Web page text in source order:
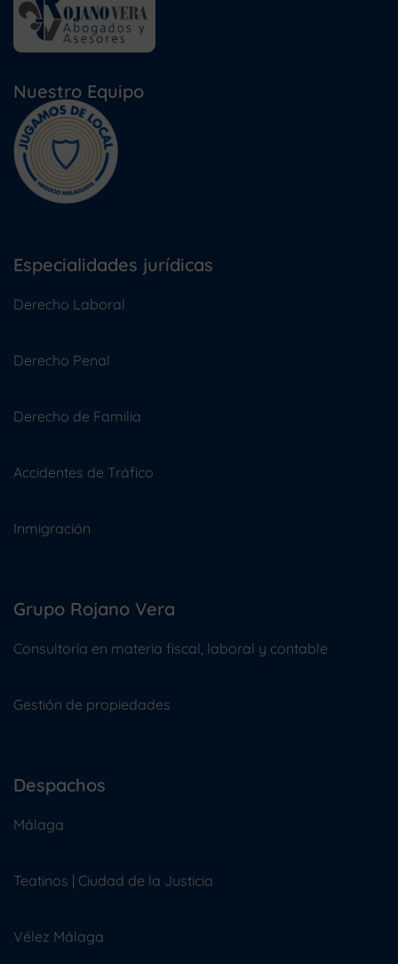
Nuestro Equipo
Especialidades jurídicas
Derecho Laboral
Derecho Penal
Derecho de Familia
Accidentes de Tráfico
Inmigración
Grupo Rojano Vera
Consultoría en materia fiscal, laboral y contable
Gestión de propiedades
Despachos
Málaga
Teatinos | Ciudad de la Justicia
Vélez Málaga